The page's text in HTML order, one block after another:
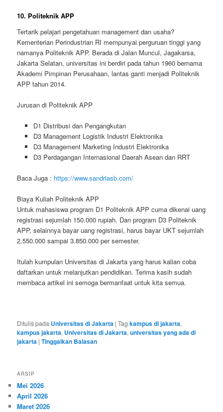
10. Politeknik APP
Tertarik pelajari pengetahuan management dan usaha?
Kementerian Perindustrian RI mempunyai perguruan tinggi yang
namanya Politeknik APP. Berada di Jalan Muncul, Jagakarsa,
Jakarta Selatan, universitas ini berdiri pada tahun 1960 bernama
Akademi Pimpinan Perusahaan, lantas ganti menjadi Politeknik
APP tahun 2014.
Jurusan di Politeknik APP
D1 Distribusi dan Pengangkutan
D3 Management Logistik Industri Elektronika
D3 Management Marketing Industri Elektronika
D3 Perdagangan Internasional Daerah Asean dan RRT
Baca Juga : https://www.sandriasb.com/
Biaya Kuliah Politeknik APP
Untuk mahasiswa program D1 Politeknik APP cuma dikenai uang
registrasi sejumlah 150.000 rupiah. Dan program D3 Politeknik
APP, selainnya bayar uang registrasi, harus bayar UKT sejumlah
2.550.000 sampai 3.850.000 per semester.
Itulah kumpulan Universitas di Jakarta yang harus kalian coba
daftarkan untuk melanjutkan pendidikan. Terima kasih sudah
membaca artikel ini semoga bermanfaat untuk kita semua.
Ditulis pada Universitas di Jakarta |Tag kampus di jakarta,
kampus jakarta, Universitas di Jakarta,universitas yang ada di
jakarta |Tinggalkan Balasan
ARSIP
Mei 2026
April 2026
Maret 2026